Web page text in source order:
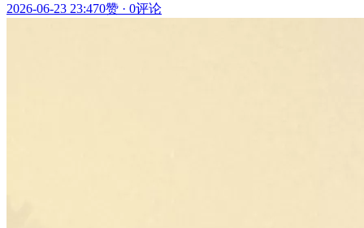
2026-06-23 23:470赞 · 0评论